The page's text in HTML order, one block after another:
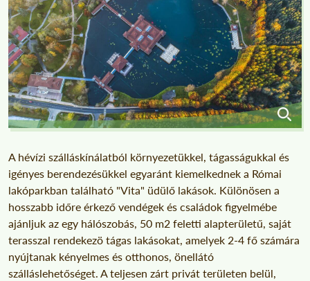
A hévízi szálláskínálatból környezetükkel, tágasságukkal és
igényes berendezésükkel egyaránt kiemelkednek a Római
lakóparkban található "Vita" üdülő lakások. Különösen a
hosszabb időre érkező vendégek és családok figyelmébe
ajánljuk az egy hálószobás, 50 m2 feletti alapterületű, saját
terasszal rendekezö tágas lakásokat, amelyek 2-4 fő számára
nyújtanak kényelmes és otthonos, önellátó
szálláslehetőséget. A teljesen zárt privát területen belül,